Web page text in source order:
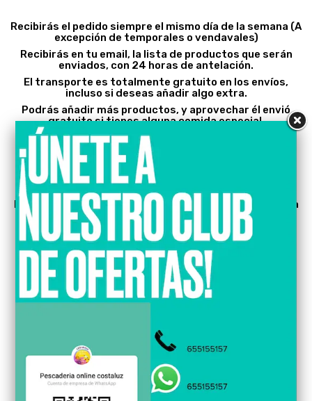
Recibirás el pedido siempre el mismo día de la semana (A
excepción de temporales o vendavales)
Recibirás en tu email, la lista de productos que serán
enviados, con 24 horas de antelación.
El transporte es totalmente gratuito en los envíos,
incluso si deseas añadir algo extra.
Podrás añadir más productos, y aprovechar él envió
gratuito si tienes alguna comida especial.
Selecciona como deseas el pescado y siempre lo
recibirás igual (Limpio, cocido, eviscerado)
Estamos tan convencidos de nuestra calidad, labor y
compromiso que tienes 7 días para abonar la factura
tras recibir el pedido.
Pescados y mariscos adquiridos directamente en lonja
para usted el día previo del envió.
Recibirás pescados y mariscos de temporada.
Pescadería online Costaluz, le trae la mejor oferta de
pescado y marisco fresco directo la lonja de Isla
(Puerto pesquero de Isla Cristina, Huelva), comprador
oficial 854.
959044183 – 655155157
Email:Info@pescaderiaonlinecostaluz.es/
mariscoscostaluz@gmail.com
Estaremos encantados de atender tus dudas o